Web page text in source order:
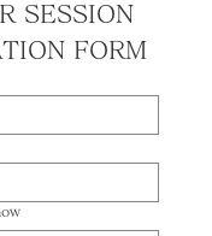
SESSION
FORM